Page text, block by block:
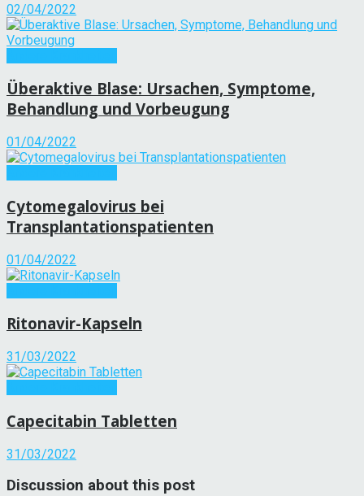
02/04/2022
Überaktive Blase: Ursachen, Symptome,
Behandlung und Vorbeugung
01/04/2022
Cytomegalovirus bei
Transplantationspatienten
01/04/2022
Ritonavir-Kapseln
31/03/2022
Capecitabin Tabletten
31/03/2022
Discussion about this post